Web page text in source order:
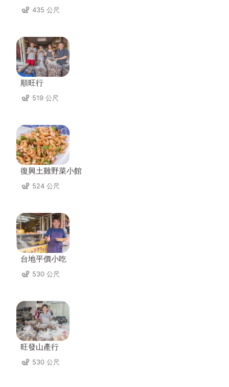
435 公尺
順旺行
519 公尺
復興土雞野菜小館
524 公尺
台地平價小吃
530 公尺
旺發山產行
530 公尺